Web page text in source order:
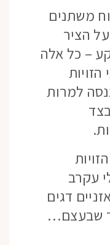
משתנים
הציר
– כל אלה
למרות
עקרב
דגים
שבעצם…